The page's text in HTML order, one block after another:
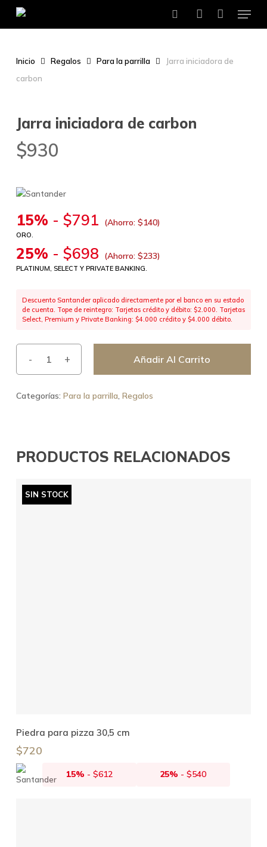
searchaccount
Menu
Inicio Regalos Para la parrilla
Jarra iniciadora de
carbon
Jarra iniciadora de carbon
$930
15% - $791 (Ahorro: $140)
ORO.
25% - $698 (Ahorro: $233)
PLATINUM, SELECT Y PRIVATE BANKING.
Descuento Santander aplicado directamente por el banco en su estado
de cuenta. Tope de reintegro: Tarjetas crédito y débito: $2.000. Tarjetas
Select, Premium y Private Banking: $4.000 crédito y $4.000 débito.
Añadir Al Carrito
Categorías: Para la parrilla, Regalos
PRODUCTOS RELACIONADOS
SIN STOCK
Piedra para pizza 30,5 cm
$720
15% - $612 25% -$540